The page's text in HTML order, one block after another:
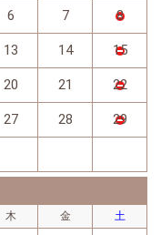
6 7 8
13 14 15
20 21 22
27 28 29
木 金 土